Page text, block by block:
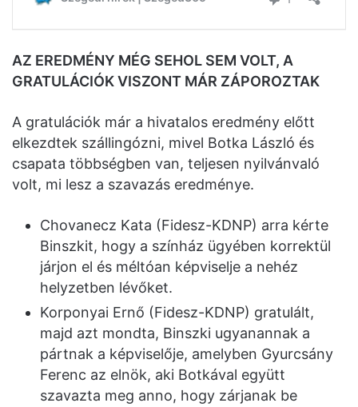
AZ EREDMÉNY MÉG SEHOL SEM VOLT, A
GRATULÁCIÓK VISZONT MÁR ZÁPOROZTAK
A gratulációk már a hivatalos eredmény előtt
elkezdtek szállingózni, mivel Botka László és
csapata többségben van, teljesen nyilvánvaló
volt, mi lesz a szavazás eredménye.
Chovanecz Kata (Fidesz-KDNP) arra kérte
Binszkit, hogy a színház ügyében korrektül
járjon el és méltóan képviselje a nehéz
helyzetben lévőket.
Korponyai Ernő (Fidesz-KDNP) gratulált,
majd azt mondta, Binszki ugyanannak a
pártnak a képviselője, amelyben Gyurcsány
Ferenc az elnök, aki Botkával együtt
szavazta meg anno, hogy zárjanak be